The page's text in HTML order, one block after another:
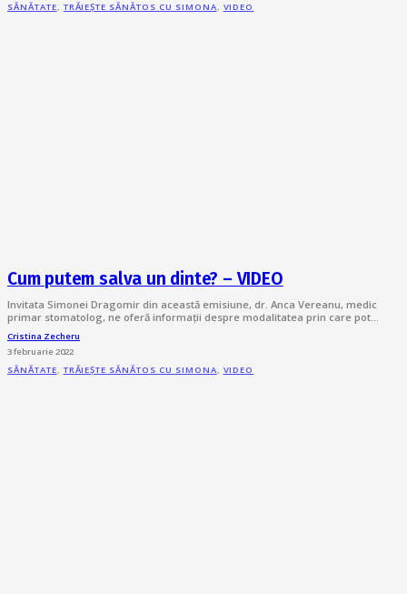
SĂNĂTATE, TRĂIEȘTE SĂNĂTOS CU SIMONA, VIDEO
Cum putem salva un dinte? – VIDEO
Invitata Simonei Dragomir din această emisiune, dr. Anca Vereanu, medic
primar stomatolog, ne oferă informații despre modalitatea prin care pot…
Cristina Zecheru
3 februarie 2022
SĂNĂTATE, TRĂIEȘTE SĂNĂTOS CU SIMONA, VIDEO